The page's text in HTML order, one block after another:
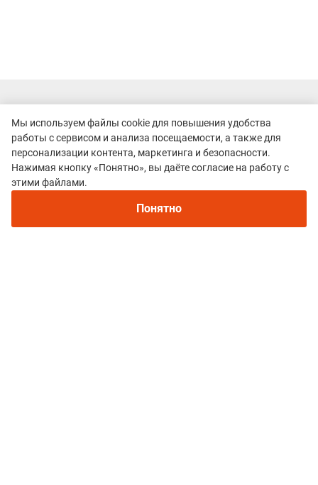
Мы используем файлы cookie для повышения удобства
работы с сервисом и анализа посещаемости, а также для
персонализации контента, маркетинга и безопасности.
Нажимая кнопку «Понятно», вы даёте согласие на работу с
этими файлами.
Понятно